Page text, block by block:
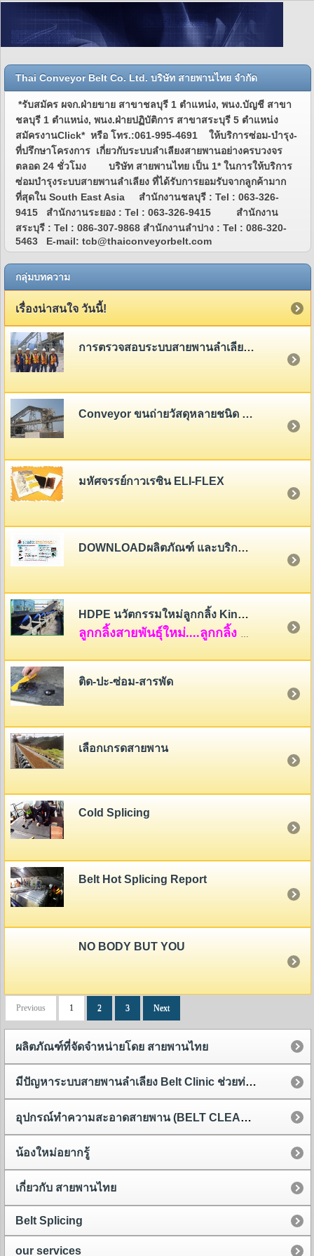
Thai Conveyor Belt Co. Ltd. บริษัท สายพานไทย จำกัด
*รับสมัคร ผจก.ฝ่ายขาย สาขาชลบุรี 1 ตำแหน่ง, พนง.บัญชี สาขา
ชลบุรี 1 ตำแหน่ง, พนง.ฝ่ายปฏิบัติการ สาขาสระบุรี 5 ตำแหน่ง
สมัครงานClick* หรือ โทร.:061-995-4691 ให้บริการซ่อม-บำรุง-
ที่ปรึกษาโครงการ เกี่ยวกับระบบลำเลียงสายพานอย่างครบวงจร
ตลอด 24 ชั่วโมง บริษัท สายพานไทย เป็น 1* ในการให้บริการ
ซ่อมบำรุงระบบสายพานลำเลียง ที่ได้รับการยอมรับจากลูกค้ามาก
ที่สุดใน South East Asia สำนักงานชลบุรี : Tel : 063-326-
9415 สำนักงานระยอง : Tel : 063-326-9415 สำนักงาน
สระบุรี : Tel : 086-307-9868 สำนักงานลำปาง : Tel : 086-320-
5463 E-mail: tcb@thaiconveyorbelt.com
กลุ่มบทความ
เรื่องน่าสนใจ วันนี้!
การตรวจสอบระบบสายพานลำเลียง (Belt Conveyor System Inspection)
Conveyor ขนถ่ายวัสดุหลายชนิด - หลายขนาด
มหัศจรรย์กาวเรซิน ELI-FLEX
DOWNLOADผลิตภัณฑ์ และบริการของสายพานไทย
HDPE นวัตกรรมใหม่ลูกกลิ้ง King Roller (HDPE Rollers Innovation)
ลูกกลิ้งสายพันธุ์ใหม่....ลูกกลิ้ง HDPE
ติด-ปะ-ซ่อม-สารพัด
เลือกเกรดสายพาน
Cold Splicing
Belt Hot Splicing Report
NO BODY BUT YOU
Previous 1 2 3 Next
ผลิตภัณฑ์ที่จัดจำหน่ายโดย สายพานไทย
มีปัญหาระบบสายพานลำเลียง Belt Clinic ช่วยท่านได้
อุปกรณ์ทำความสะอาดสายพาน (BELT CLEANER)
น้องใหม่อยากรู้
เกี่ยวกับ สายพานไทย
Belt Splicing
our services